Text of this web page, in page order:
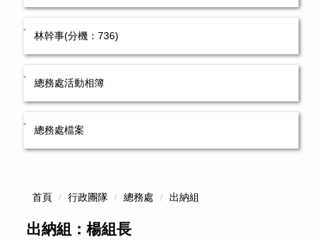
林幹事(分機：736)
總務處活動相簿
總務處檔案
首頁 行政團隊 總務處 出納組
出納組：楊組長